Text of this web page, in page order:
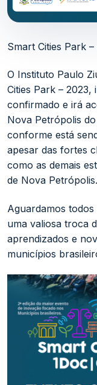
Smart Cities Park
O Instituto Paulo
Cities Park –
confirmado e irá
Nova Petrópolis
conforme está
apesar das fortes
como as demais
de Nova Petrópolis.
Aguardamos
uma valiosa troca
aprendizados e
municípios